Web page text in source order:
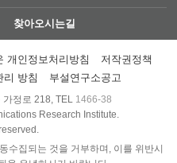
찾아오시는길
개인정보처리방침
저작권정책
리 방침
부설연구소공고
정로 218, TEL 1466-38
Research Institute.
수집되는 것을 거부하며, 이를 위반시